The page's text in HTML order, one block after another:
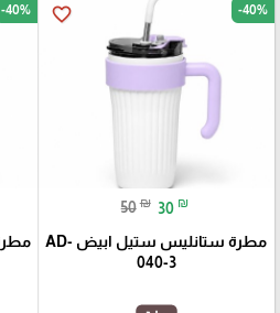
favorite_border -40%
50 ₪ 30 ₪
مطرة ستانليس ستيل ابيض AD-
040-3
-40%